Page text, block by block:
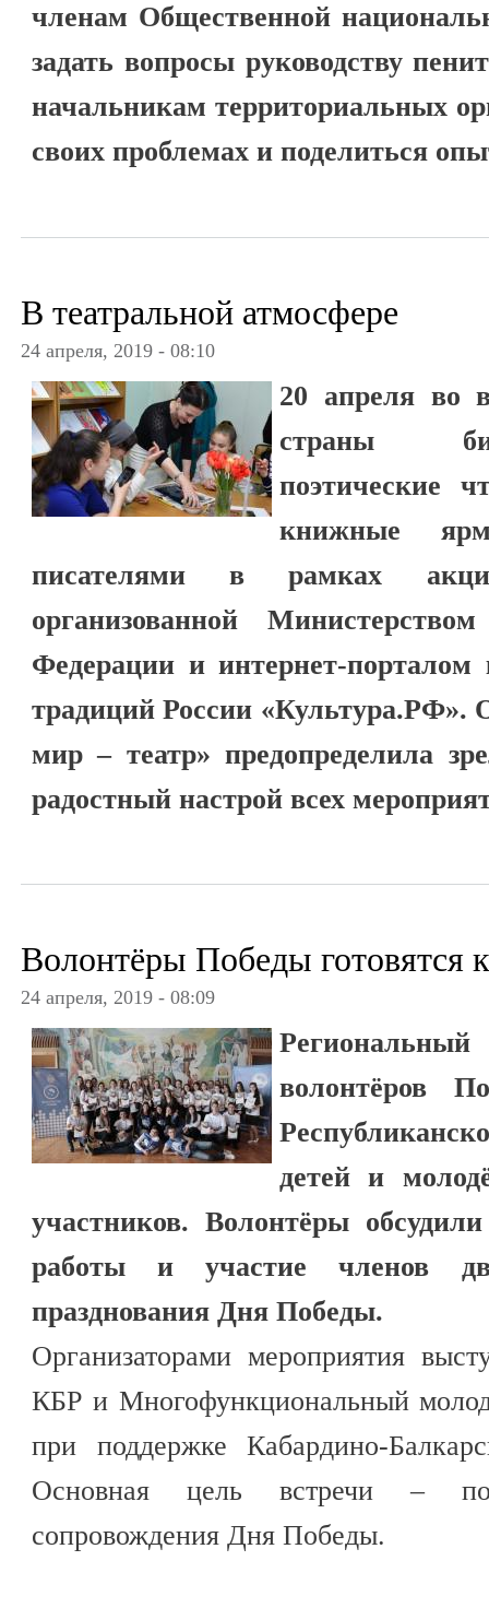
членам Общественной
задать вопросы руководству
начальникам территориальных
своих проблемах и поделиться
В театральной атмосфере
24 апреля, 2019 - 08:10
20 апреля во
страны
поэтические
книжные
писателями в рамках
организованной
Федерации и интернет-порталом
традиций России «Культура.РФ».
мир – театр» предопределила
радостный настрой всех
Волонтёры Победы готовятся
24 апреля, 2019 - 08:09
Региональный
волонтёров
детей и
участников. Волонтёры
работы и участие членов
празднования Дня Победы.
Организаторами мероприятия
КБР и Многофункциональный
при поддержке Кабардино-
Основная цель встречи –
сопровождения Дня Победы.